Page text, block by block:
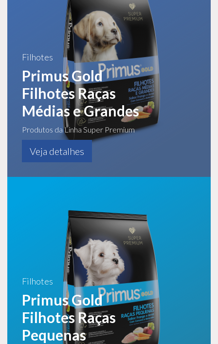
Filhotes
Primus Gold
Filhotes Raças
Médias e Grandes
Produtos da Linha Super Premium
Veja detalhes
Filhotes
Primus Gold
Filhotes Raças
Pequenas